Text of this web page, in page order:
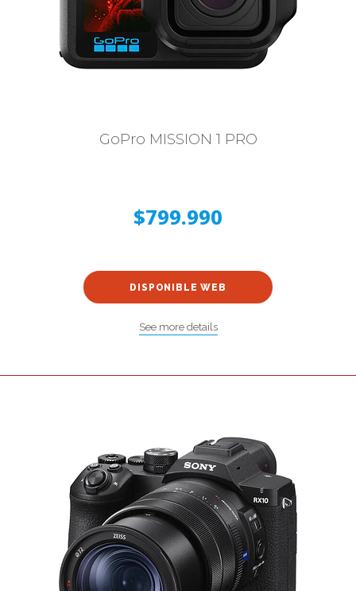
GoPro MISSION 1 PRO
$799.990
DISPONIBLE WEB
See more details